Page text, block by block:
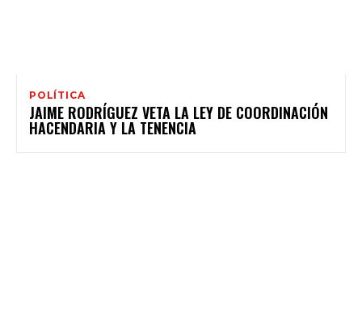
POLÍTICA
JAIME RODRÍGUEZ VETA LA LEY DE COORDINACIÓN
HACENDARIA Y LA TENENCIA